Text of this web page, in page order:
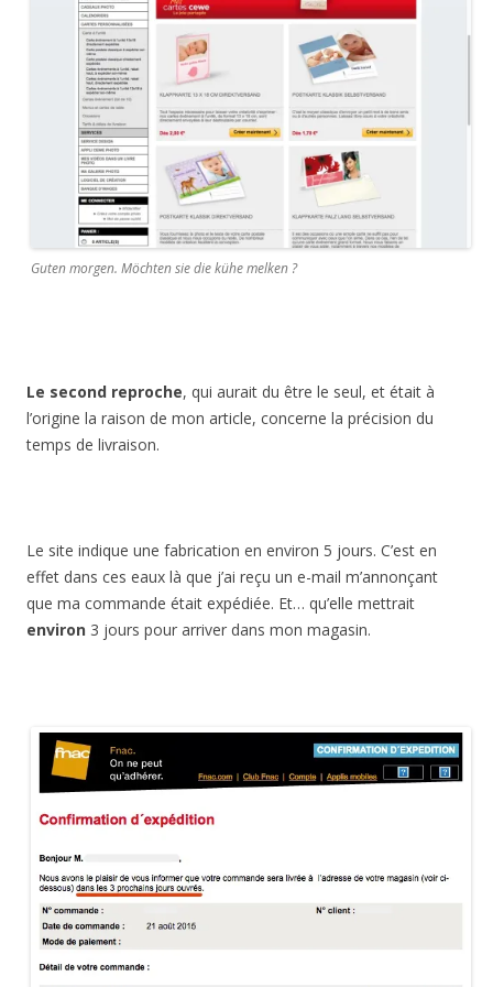
Guten morgen. Möchten sie die kühe melken ?
Le second reproche, qui aurait du être le seul, et était à
l’origine la raison de mon article, concerne la précision du
temps de livraison.
Le site indique une fabrication en environ 5 jours. C’est en
effet dans ces eaux là que j’ai reçu un e-mail m’annonçant
que ma commande était expédiée. Et… qu’elle mettrait
environ 3 jours pour arriver dans mon magasin.